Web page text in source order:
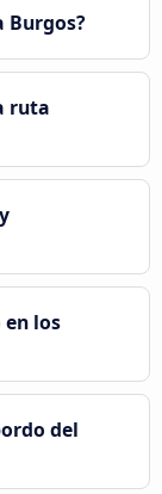
Burgos?
ruta
los
del